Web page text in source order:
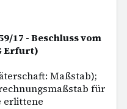
17 - Beschluss vom
Erfurt)
Maßstab);
für
erlittene